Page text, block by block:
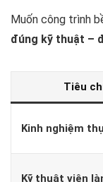
Muốn công trình
đúng kỹ thuật –
Tiêu
Kinh nghiệm
Kỹ thuật viên